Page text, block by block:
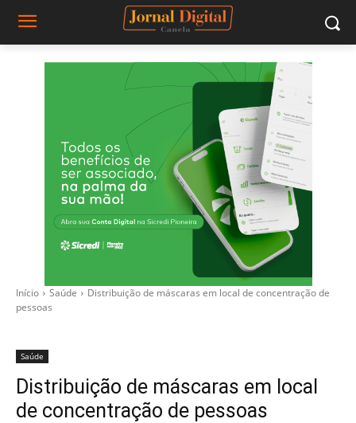
Início Saúde
Distribuição de máscaras em local de concentração de
pessoas
Saúde
Distribuição de máscaras em local
de concentração de pessoas